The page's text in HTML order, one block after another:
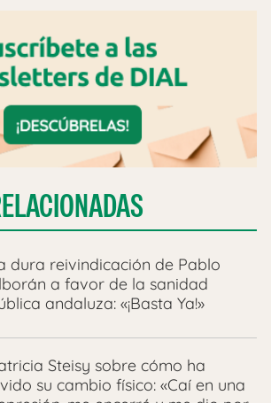
dura reivindicación de Pablo
a favor de la sanidad
andaluza: «¡Basta Ya!»
Steisy sobre cómo ha
su cambio físico: «Caí en una